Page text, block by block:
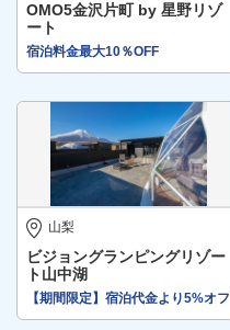
OMO5金沢片町 by 星野リゾ
ート
宿泊料金最大10％OFF
山梨
ビジョングランピングリゾー
ト山中湖
【期間限定】宿泊代金より5%オフ